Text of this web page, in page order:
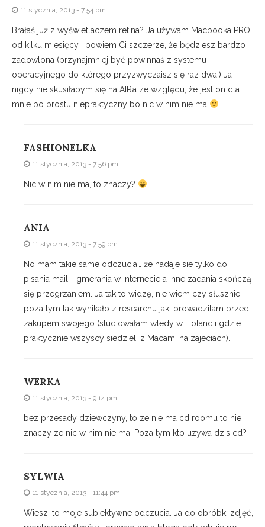
11 stycznia, 2013 - 7:54 pm
Brałaś już z wyświetlaczem retina? Ja używam Macbooka PRO
od kilku miesięcy i powiem Ci szczerze, że będziesz bardzo
zadowlona (przynajmniej być powinnaś z systemu
operacyjnego do którego przyzwyczaisz się raz dwa.) Ja
nigdy nie skusiłabym się na AIR’a ze względu, że jest on dla
mnie po prostu niepraktyczny bo nic w nim nie ma
FASHIONELKA
11 stycznia, 2013 - 7:56 pm
Nic w nim nie ma, to znaczy?
ANIA
11 stycznia, 2013 - 7:59 pm
No mam takie same odczucia… że nadaje sie tylko do
pisania maili i gmerania w Internecie a inne zadania skończą
się przegrzaniem. Ja tak to widzę, nie wiem czy słusznie..
poza tym tak wynikało z researchu jaki prowadzilam przed
zakupem swojego (studiowałam wtedy w Holandii gdzie
praktycznie wszyscy siedzieli z Macami na zajeciach).
WERKA
11 stycznia, 2013 - 9:14 pm
bez przesady dziewczyny, to ze nie ma cd roomu to nie
znaczy ze nic w nim nie ma. Poza tym kto uzywa dzis cd?
SYLWIA
11 stycznia, 2013 - 11:44 pm
Wiesz, to moje subiektywne odczucia. Ja do obróbki zdjęć,